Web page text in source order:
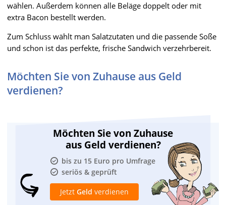
wählen. Außerdem können alle Beläge doppelt oder mit
extra Bacon bestellt werden.
Zum Schluss wählt man Salatzutaten und die passende Soße
und schon ist das perfekte, frische Sandwich verzehrbereit.
Möchten Sie von Zuhause aus Geld
verdienen?
Möchten Sie von Zuhause
aus Geld verdienen?
bis zu 15 Euro pro Umfrage
seriös & geprüft
Jetzt Geld verdienen